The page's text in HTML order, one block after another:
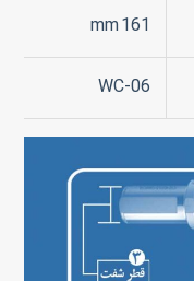
161 mm
WC-06